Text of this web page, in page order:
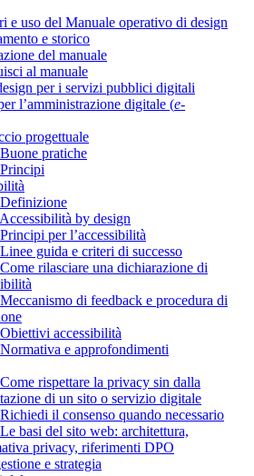
e uso del Manuale operativo di design
e storico
del manuale
al manuale
per i servizi pubblici digitali
l’amministrazione digitale (e-
progettuale
pratiche
by design
per l’accessibilità
guida e criteri di successo
rilasciare una dichiarazione di
di feedback e procedura di
accessibilità
e approfondimenti
rispettare la privacy sin dalla
di un sito o servizio digitale
il consenso quando necessario
basi del sito web: architettura,
privacy, riferimenti DPO
e strategia